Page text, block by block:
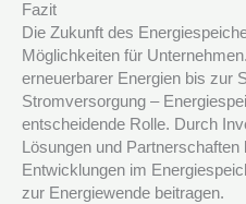
Fazit
Die Zukunft des
Möglichkeiten für
erneuerbarer Energien bis zur
Stromversorgung –
entscheidende Rolle. Durch
Lösungen und
Entwicklungen im
zur Energiewende beitragen.